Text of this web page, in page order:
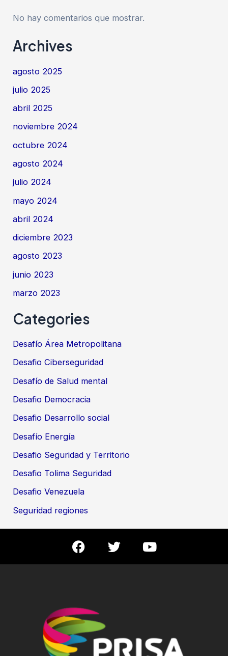
No hay comentarios que mostrar.
Archives
agosto 2025
julio 2025
abril 2025
noviembre 2024
octubre 2024
agosto 2024
julio 2024
mayo 2024
abril 2024
diciembre 2023
agosto 2023
junio 2023
marzo 2023
Categories
Desafío Área Metropolitana
Desafio Ciberseguridad
Desafío de Salud mental
Desafio Democracia
Desafio Desarrollo social
Desafío Energía
Desafio Seguridad y Territorio
Desafio Tolima Seguridad
Desafio Venezuela
Seguridad regiones
F
a
c
o
k
T
w
i
Y
o
u